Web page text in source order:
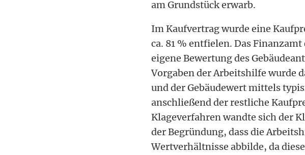
am Grundstück erwarb.
Im Kaufvertrag wurde eine
ca. 81 % entfielen. Das
eigene Bewertung des
Vorgaben der Arbeitshilfe wurde
und der Gebäudewert mittels
anschließend der restliche
Klageverfahren wandte sich der
der Begründung, dass die
Wertverhältnisse abbilde, da